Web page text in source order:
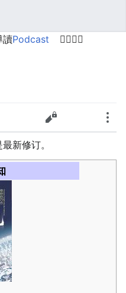
讀Podcast 🙋‍♂️🙋‍♀️
新修订。